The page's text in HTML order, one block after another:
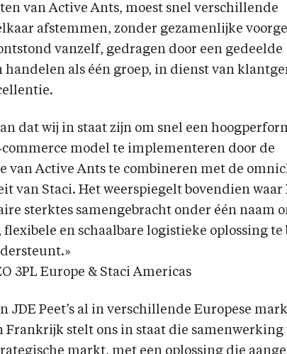
van Active Ants, moest snel verschillende
afstemmen, zonder gezamenlijke
vanzelf, gedragen door een gedeelde
handelen als één groep, in dienst van
dat wij in staat zijn om snel een
model te implementeren door de
Active Ants te combineren met de
van Staci. Het weerspiegelt bovendien waar
sterktes samengebracht onder één naam
en schaalbare logistieke oplossing te
3PL Europe & Staci Americas
JDE Peet’s al in verschillende Europese
Frankrijk stelt ons in staat die
markt, met een oplossing die